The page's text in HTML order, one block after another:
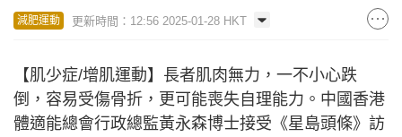
減肥運動 更新時間：12:56 2025-01-28 HKT
【肌少症/增肌運動】長者肌肉無力，一不小心跌
倒，容易受傷骨折，更可能喪失自理能力。中國香港
體適能總會行政總監黃永森博士接受《星島頭條》訪